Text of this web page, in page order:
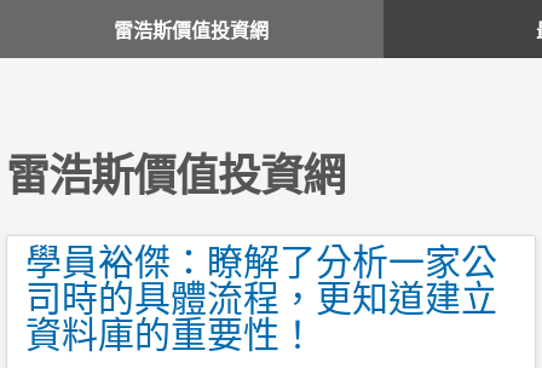
雷浩斯價值投資網
雷浩斯價值投資網
學員裕傑：瞭解了分析一家公
司時的具體流程，更知道建立
資料庫的重要性！